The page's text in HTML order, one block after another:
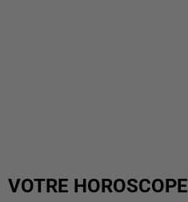
VOTRE HOROSCOPE